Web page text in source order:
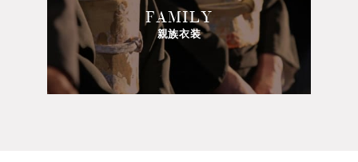
FAMILY
親族衣装